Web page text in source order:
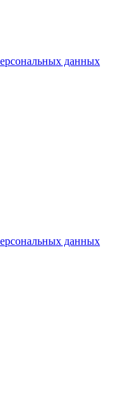
данных
данных